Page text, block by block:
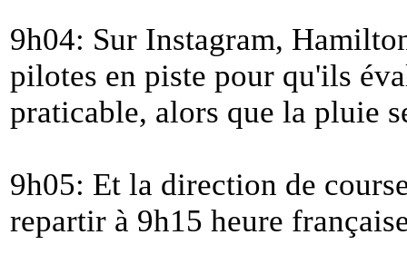
9h04: Sur Instagram,
pilotes en piste pour qu'ils
praticable, alors que la pluie
9h05: Et la direction de
repartir à 9h15 heure